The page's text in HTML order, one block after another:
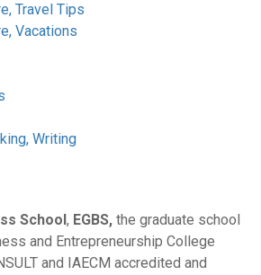
Travel Tips
Vacations
Writing
School, EGBS, the graduate school
and Entrepreneurship College
and IAECM accredited and